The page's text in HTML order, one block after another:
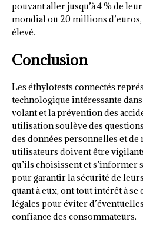
pouvant aller jusqu’à 4 % de
mondial ou 20 millions
élevé.
Conclusion
Les éthylotests connectés
technologique intéressante
volant et la prévention des
utilisation soulève des
des données personnelles et de
utilisateurs doivent être
qu’ils choisissent et s’informer
pour garantir la sécurité de
quant à eux, ont tout intérêt à
légales pour éviter
confiance des consommateurs.